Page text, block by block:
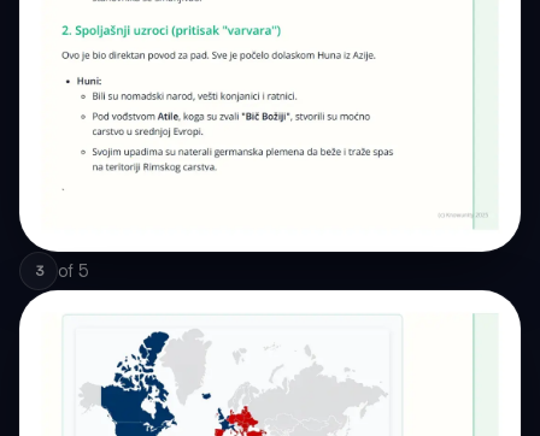
3 of 5